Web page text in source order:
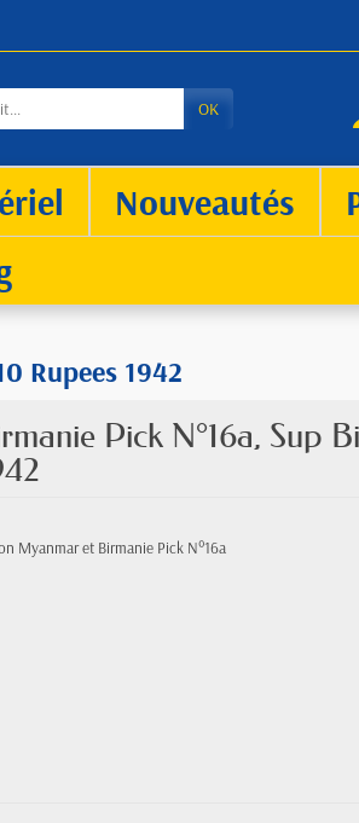
OK
Nouveautés
Rupees 1942
Pick N°16a, Sup
Myanmar et Birmanie Pick N°16a